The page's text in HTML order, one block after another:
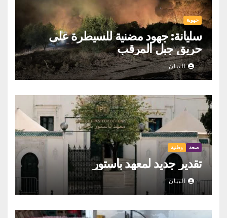
جهوية
سليانة: جهود مضنية للسيطرة على
حريق جبل المرقب
البيان
صحة وطنية
تقدير جديد لمعهد باستور
البيان